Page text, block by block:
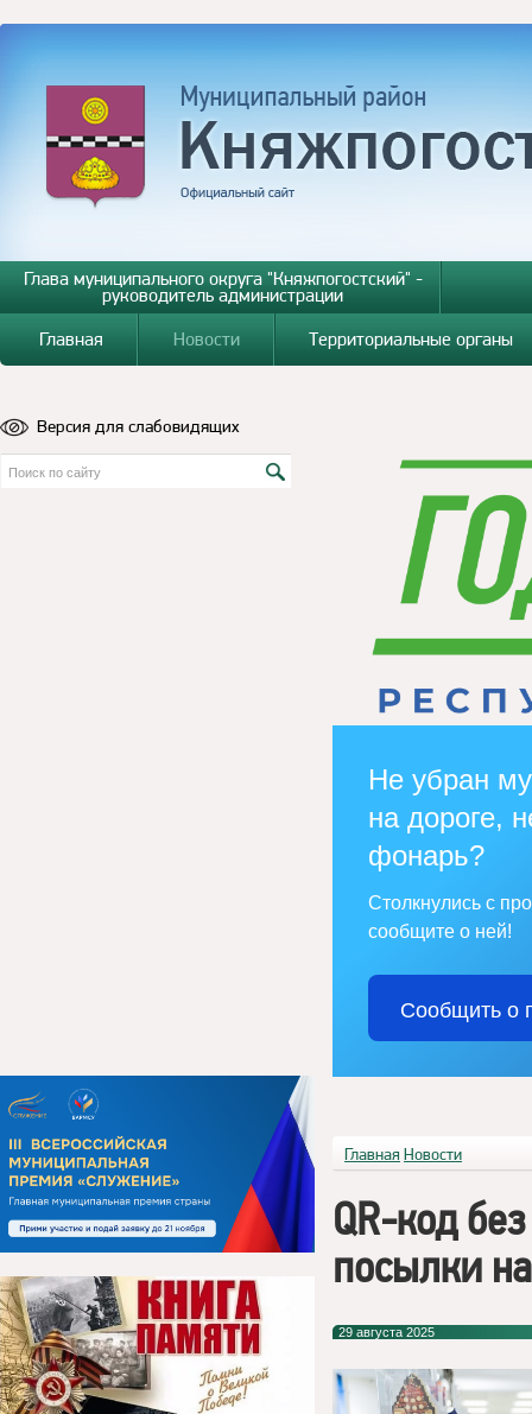
Глава муниципального округа "Княжпогостский" -
руководитель администрации
Главная
Новости Территориальные органы
Версия для слабовидящих
Не убран
на дороге,
фонарь?
Столкнулись с
сообщите о ней!
Сообщить о
Главная Новости
QR-код
посылки
29 августа 2025